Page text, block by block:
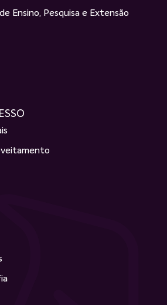
Ensino, Pesquisa e Extensão